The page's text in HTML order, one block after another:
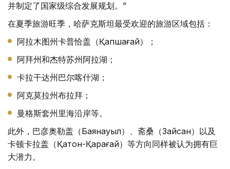
并制定了国家级综合发展规划。”
在夏季旅游旺季，哈萨克斯坦最受欢迎的旅游区域包括：
阿拉木图州卡普恰盖（Қапшағай）；
阿拜州和杰特苏州阿拉湖；
卡拉干达州巴尔喀什湖；
阿克莫拉州布拉拜；
曼格斯套州里海沿岸等。
此外，巴彦奥勒盖（Баянауыл）、斋桑（Зайсан）以及
卡顿卡拉盖（Қатон-Қарағай）等方向同样被认为拥有巨
大潜力。